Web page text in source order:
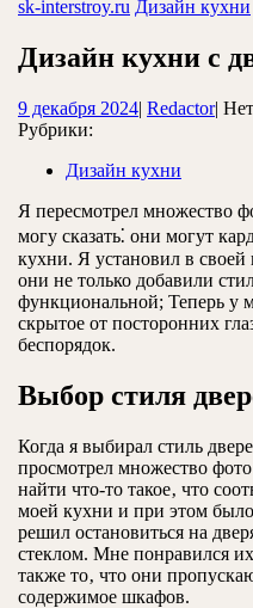
sk-interstroy.ru Дизайн кухни
Дизайн кухни с
9 декабря 20249| Redactor|
Рубрики:
Дизайн кухни
Я пересмотрел множество
могу сказать⁚ они могут
кухни. Я установил в своей
они не только добавили
функциональной; Теперь у
скрытое от посторонних
беспорядок.
Выбор стиля
Когда я выбирал стиль
просмотрел множество
найти что-то такое‚ что
моей кухни и при этом
решил остановиться на
стеклом. Мне понравился
также то‚ что они
содержимое шкафов.